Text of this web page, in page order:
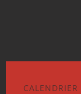
CALENDRIER